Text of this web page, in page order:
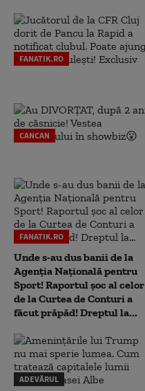
FANATIK.RO
CANCAN
FANATIK.RO
Unde s-au dus banii de la
Agenția Națională pentru
Sport! Raportul șoc al celor
de la Curtea de Conturi a
făcut prăpăd! Dreptul la...
ADEVĂRUL